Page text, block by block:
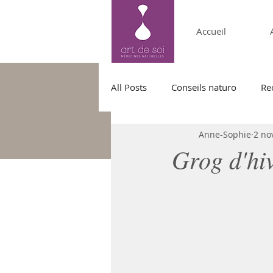
Accueil
All Posts Conseils naturo
Grog
Anne-Sophie 2